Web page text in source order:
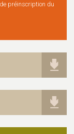
préinscription du